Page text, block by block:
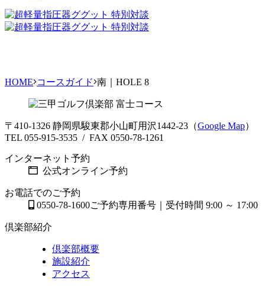
HOME コースガイド 南｜HOLE 8
〒410-1326 静岡県駿東郡小山町用沢1442-23（Google Map）
TEL 055-915-3535 / FAX 0550-78-1261
インターネット予約
公式オンライン予約
お電話でのご予約
0550-78-1600ご予約専用番号｜受付時間 9:00 ～ 17:00
倶楽部紹介
倶楽部概要
施設紹介
アクセス